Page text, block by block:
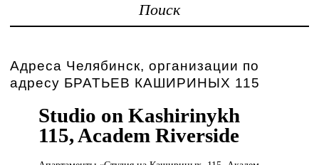
Поиск
Адреса Челябинск, организации по
адресу БРАТЬЕВ КАШИРИНЫХ 115
Studio on Kashirinykh
115, Academ Riverside